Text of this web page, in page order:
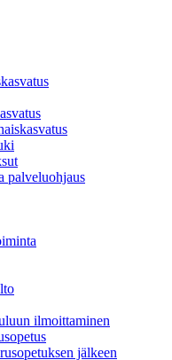
palveluohjaus
ilmoittaminen
jälkeen